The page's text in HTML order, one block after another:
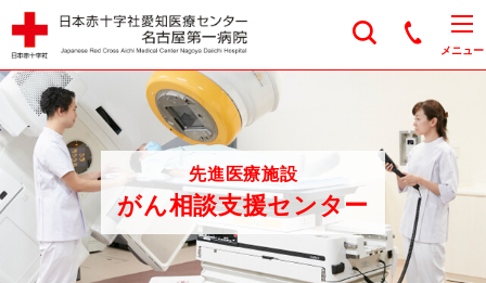
メニュー
先進医療施設
がん相談支援センター